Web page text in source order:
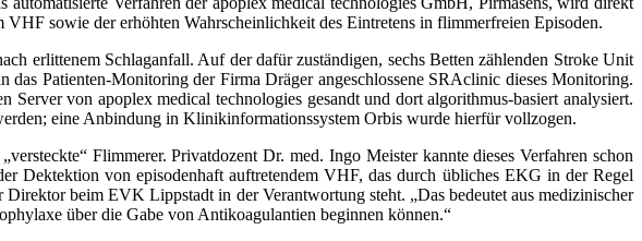
sowie der erhöhten Wahrschein­lichkeit des Eintretens in flimmerfreien Episoden.
erlittenem Schlaganfall. Auf der dafür zuständigen, sechs Betten zählenden Stroke Unit
Patienten-Monitoring der Firma Dräger angeschlossene SRAclinic dieses Monitoring.
von apoplex medical technologies gesandt und dort algorithmus-basiert analysiert.
eine Anbindung in Klinikinformationssystem Orbis wurde hierfür vollzogen.
Flimmerer. Privatdozent Dr. med. Ingo Meister kannte dieses Verfahren schon
Dektektion von episodenhaft auftretendem VHF, das durch übliches EKG in der Regel
beim EVK Lippstadt in der Verantwortung steht. „Das bedeutet aus medizinischer
über die Gabe von Antikoagulantien beginnen können.“